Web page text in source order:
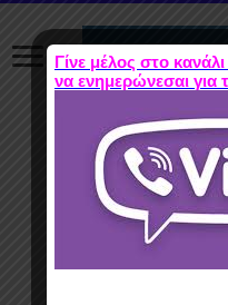
Γίνε μέλος στο
να ενημερώνεσαι για